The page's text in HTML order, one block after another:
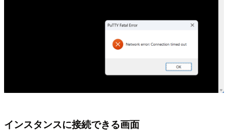
インスタンスに接続できる画面